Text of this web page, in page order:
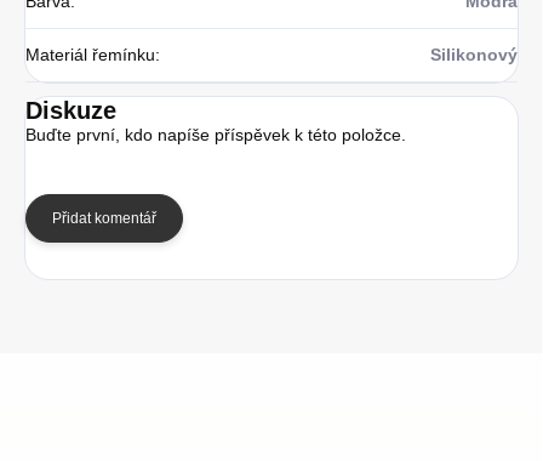
Materiál řemínku: Silikonový
Diskuze
Buďte první, kdo napíše příspěvek k této položce.
Přidat komentář